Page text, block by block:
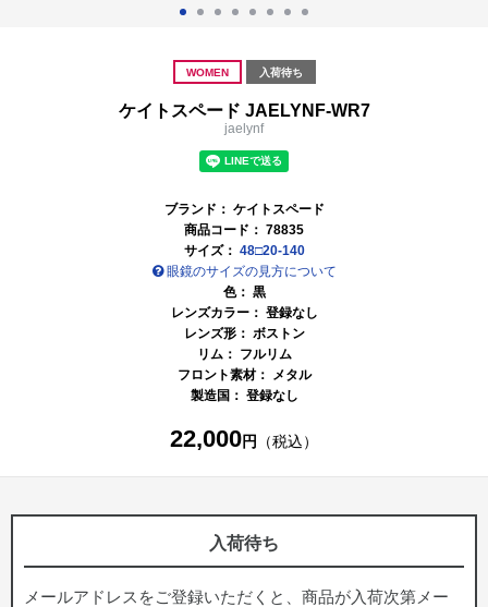
WOMEN 入荷待ち
ケイトスペード JAELYNF-WR7
jaelynf
ブランド： ケイトスペード
商品コード： 78835
サイズ： 48□20-140
眼鏡のサイズの見方について
色： 黒
レンズカラー： 登録なし
レンズ形： ボストン
リム： フルリム
フロント素材： メタル
製造国： 登録なし
22,000円 （税込）
入荷待ち
メールアドレスをご登録いただくと、商品が入荷次第メー